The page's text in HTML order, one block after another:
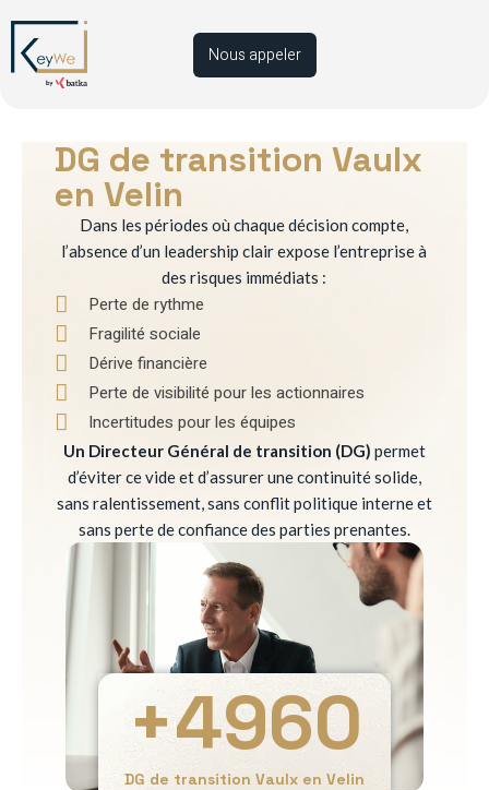
Nous appeler
DG de transition Vaulx
en Velin
Dans les périodes où chaque décision compte,
l’absence d’un leadership clair expose l’entreprise à
des risques immédiats :
Perte de rythme
Fragilité sociale
Dérive financière
Perte de visibilité pour les actionnaires
Incertitudes pour les équipes
Un Directeur Général de transition (DG) permet
d’éviter ce vide et d’assurer une continuité solide,
sans ralentissement, sans conflit politique interne et
sans perte de confiance des parties prenantes.
DG de transition Vaulx en Velin
+4960